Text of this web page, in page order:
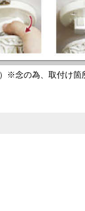
※念の為、取付け箇